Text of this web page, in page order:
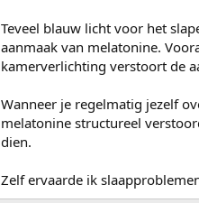
Teveel blauw licht voor het
aanmaak van melatonine.
kamerverlichting verstoort de
Wanneer je regelmatig jezelf
melatonine structureel
dien.
Zelf ervaarde ik